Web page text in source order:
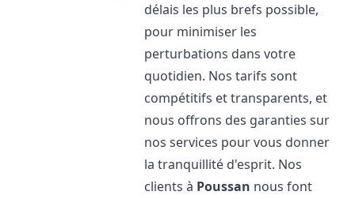
délais les plus brefs possible,
pour minimiser les
perturbations dans votre
quotidien. Nos tarifs sont
compétitifs et transparents, et
nous offrons des garanties sur
nos services pour vous donner
la tranquillité d'esprit. Nos
clients à Poussan nous font